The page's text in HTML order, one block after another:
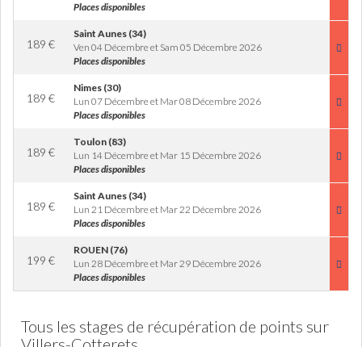
Places disponibles
189 €
Saint Aunes (34)
Ven 04 Décembre et Sam 05 Décembre 2026
Places disponibles
189 €
Nimes (30)
Lun 07 Décembre et Mar 08 Décembre 2026
Places disponibles
189 €
Toulon (83)
Lun 14 Décembre et Mar 15 Décembre 2026
Places disponibles
189 €
Saint Aunes (34)
Lun 21 Décembre et Mar 22 Décembre 2026
Places disponibles
199 €
ROUEN (76)
Lun 28 Décembre et Mar 29 Décembre 2026
Places disponibles
Tous les stages de récupération de points sur